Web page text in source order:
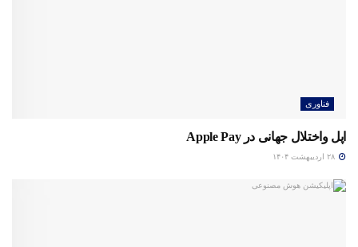
فناوری
اپل واختلال جهانی در Apple Pay